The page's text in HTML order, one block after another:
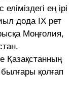
ең ірі
дода ІХ рет
Моңғолия,
Қазақстанның
қолғап